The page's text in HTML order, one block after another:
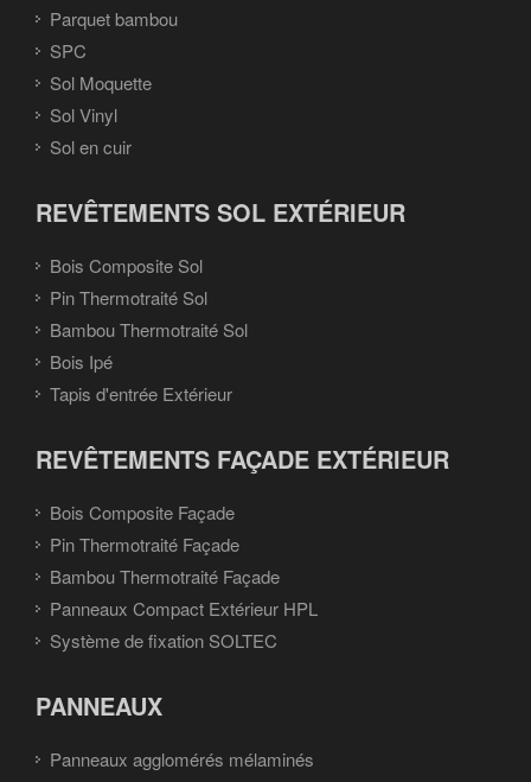
Parquet bambou
SPC
Sol Moquette
Sol Vinyl
Sol en cuir
REVÊTEMENTS SOL EXTÉRIEUR
Bois Composite Sol
Pin Thermotraité Sol
Bambou Thermotraité Sol
Bois Ipé
Tapis d'entrée Extérieur
REVÊTEMENTS FAÇADE EXTÉRIEUR
Bois Composite Façade
Pin Thermotraité Façade
Bambou Thermotraité Façade
Panneaux Compact Extérieur HPL
Système de fixation SOLTEC
PANNEAUX
Panneaux agglomérés mélaminés